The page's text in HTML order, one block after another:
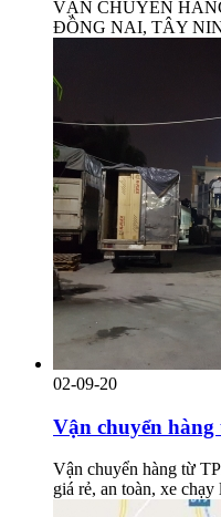
VẬN CHUYỂN
ĐỒNG NAI, TÂY
02-09-20
Vận chuyển
Vận chuyển hàng từ
giá rẻ, an toàn, xe chạy